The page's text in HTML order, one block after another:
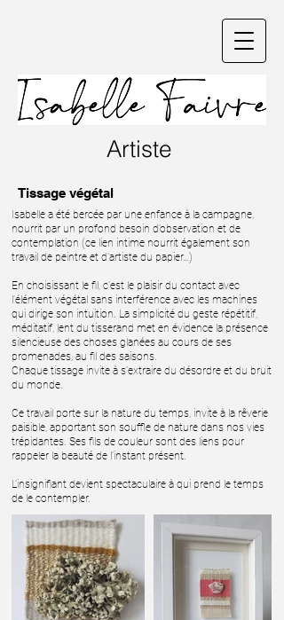
Artiste
Tissage végétal
Isabelle a été bercée par une enfance à la campagne,
nourrit par un profond besoin d’observation et de
contemplation (ce lien intime nourrit également son
travail de peintre et d’artiste du papier…)
En choisissant le fil, c’est le plaisir du contact avec
l’élément végétal sans interférence avec les machines
qui dirige son intuition. La simplicité du geste répétitif,
méditatif, lent du tisserand met en évidence la présence
silencieuse des choses glanées au cours de ses
promenades, au fil des saisons.
Chaque tissage invite à s’extraire du désordre et du bruit
du monde.
Ce travail porte sur la nature du temps, invite à la rêverie
paisible, apportant son souffle de nature dans nos vies
trépidantes. Ses fils de couleur sont des liens pour
rappeler la beauté de l’instant présent.
L’insignifiant devient spectaculaire à qui prend le temps
de le contempler.